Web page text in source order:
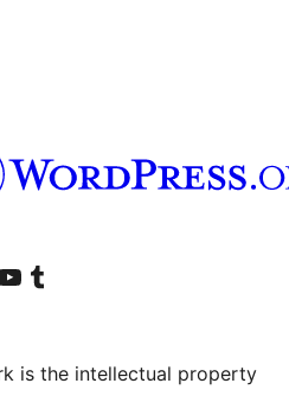
LinkedIn
nostru TikTokcanalul nostru YouTube
Vizitează contul nostru Tumblr
is the intellectual property